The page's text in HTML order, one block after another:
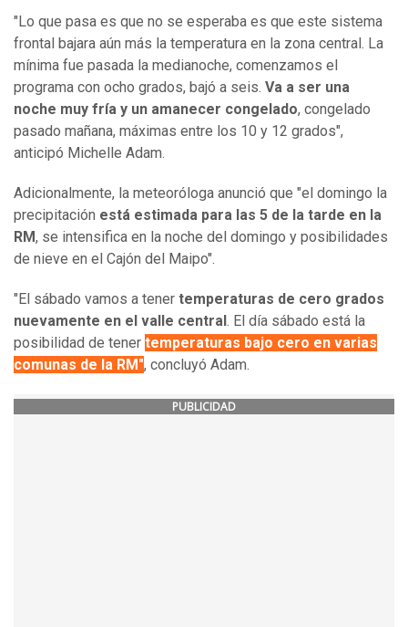
"Lo que pasa es que no se esperaba es que este sistema
frontal bajara aún más la temperatura en la zona central. La
mínima fue pasada la medianoche, comenzamos el
programa con ocho grados, bajó a seis. Va a ser una
noche muy fría y un amanecer congelado, congelado
pasado mañana, máximas entre los 10 y 12 grados",
anticipó Michelle Adam.
Adicionalmente, la meteoróloga anunció que "el domingo la
precipitación está estimada para las 5 de la tarde en la
RM, se intensifica en la noche del domingo y posibilidades
de nieve en el Cajón del Maipo".
"El sábado vamos a tener temperaturas de cero grados
nuevamente en el valle central. El día sábado está la
posibilidad de tener temperaturas bajo cero en varias
comunas de la RM", concluyó Adam.
PUBLICIDAD